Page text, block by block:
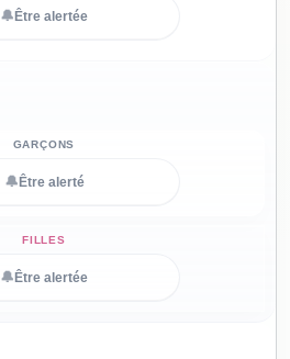
🔔 Être alertée
🔔 Être alerté
🔔 Être alertée